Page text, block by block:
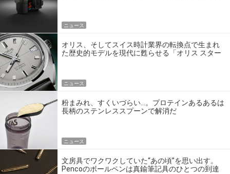
ニュース
オリス、そしてスイス時計業界の転換点で生まれ
た歴史的モデルを現代に甦らせる「オリス スター
ニュース
粉まみれ、すくいづらい…。プロテインあるあるは
長柄のステンレススプーンで解消だ
ニュース
文房具でワクワクしていた“あの頃”を思い出す。
Pencoのボールペンは真鍮筆記具のひとつの到達